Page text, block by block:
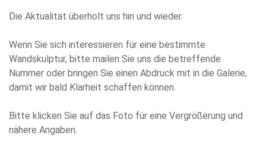
Die Aktualität überholt uns hin und wieder.
Wenn Sie sich interessieren für eine bestimmte
Wandskulptur, bitte mailen Sie uns die betreffende
Nummer oder bringen Sie einen Abdruck mit in die Galerie,
damit wir bald Klarheit schaffen können.
Bitte klicken Sie auf das Foto für eine Vergrößerung und
nähere Angaben.